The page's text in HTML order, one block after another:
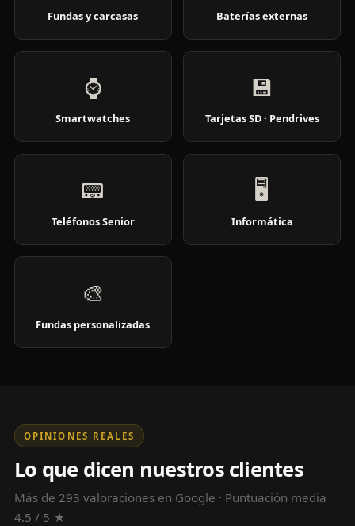
Fundas y carcasas Baterías externas
⌚
Smartwatches
💾
Tarjetas SD · Pendrives
📟
Teléfonos Senior
🖥️
Informática
🎨
Fundas personalizadas
OPINIONES REALES
Lo que dicen nuestros clientes
Más de 293 valoraciones en Google · Puntuación media
4.5 / 5 ★